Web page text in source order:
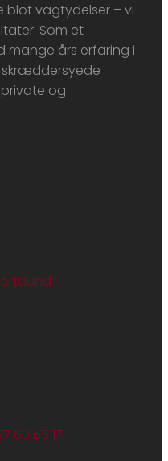
blot vagtydelser – vi
Som et
mange års erfaring i
skræddersyede
og
60 65 17